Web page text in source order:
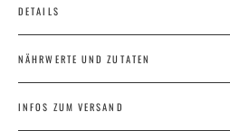
DETAILS
NÄHRWERTE UND ZUTATEN
INFOS ZUM VERSAND